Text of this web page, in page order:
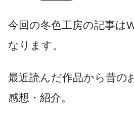
今回の冬色工房の記事は
なります。
最近読んだ作品から昔の
感想・紹介。